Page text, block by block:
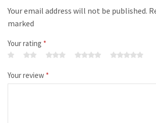
Your email address will not be published.
marked
Your rating *
Your review *